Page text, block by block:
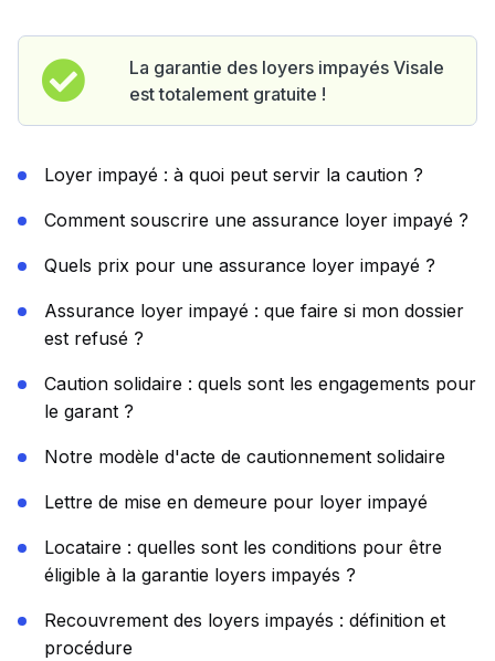
La garantie des loyers impayés Visale
est totalement gratuite !
Loyer impayé : à quoi peut servir la caution ?
Comment souscrire une assurance loyer impayé ?
Quels prix pour une assurance loyer impayé ?
Assurance loyer impayé : que faire si mon dossier
est refusé ?
Caution solidaire : quels sont les engagements pour
le garant ?
Notre modèle d'acte de cautionnement solidaire
Lettre de mise en demeure pour loyer impayé
Locataire : quelles sont les conditions pour être
éligible à la garantie loyers impayés ?
Recouvrement des loyers impayés : définition et
procédure